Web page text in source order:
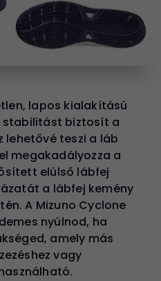
lapos kialakítású
biztosít a
lehetővé teszi a láb
megakadályozza a
elülső lábfej
a lábfej kemény
A Mizuno Cyclone
nyúlnod, ha
amely más
vagy